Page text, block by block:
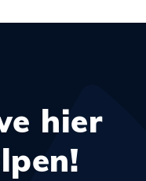
hier